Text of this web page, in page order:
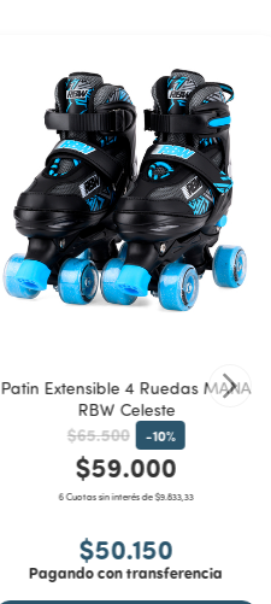
Patin Extensible 4 Ruedas MANA
RBW Celeste
$65.500 -10%
$59.000
6 Cuotas sin interés de $9.833,33
$50.150
Pagando con transferencia